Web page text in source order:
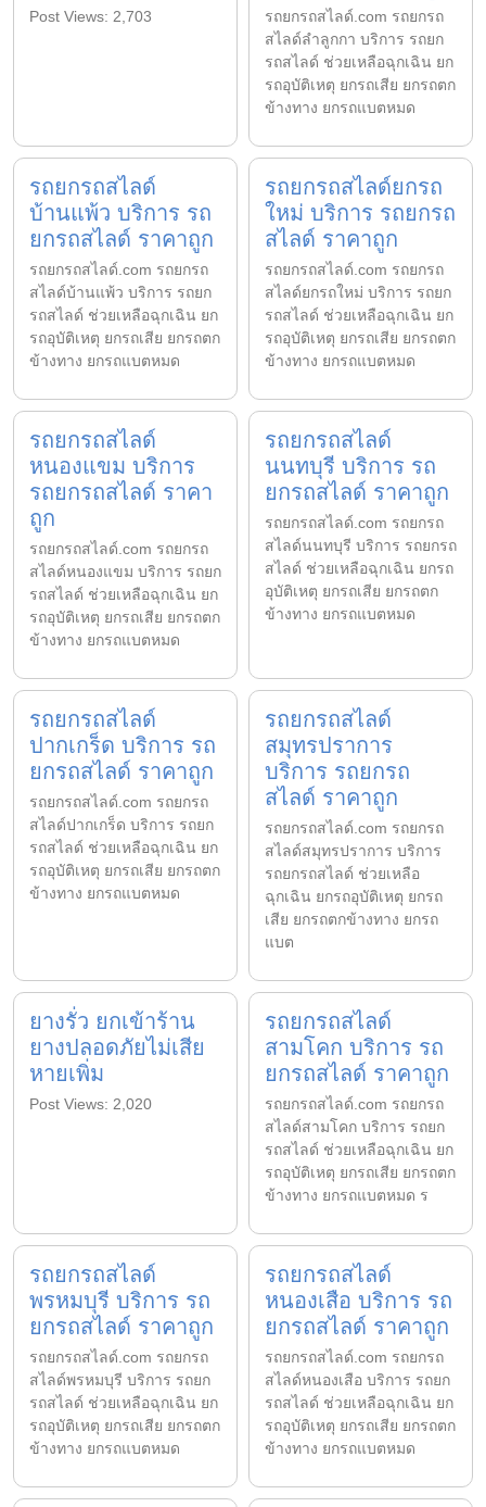
Post Views: 2,703
รถยกรถสไลด์.com รถยกรถ
สไลด์ลำลูกกา บริการ รถยก
รถสไลด์ ช่วยเหลือฉุกเฉิน ยก
รถอุบัติเหตุ ยกรถเสีย ยกรถตก
ข้างทาง ยกรถแบตหมด
รถยกรถสไลด์
บ้านแพ้ว บริการ รถ
ยกรถสไลด์ ราคาถูก
รถยกรถสไลด์.com รถยกรถ
สไลด์บ้านแพ้ว บริการ รถยก
รถสไลด์ ช่วยเหลือฉุกเฉิน ยก
รถอุบัติเหตุ ยกรถเสีย ยกรถตก
ข้างทาง ยกรถแบตหมด
รถยกรถสไลด์ยกรถ
ใหม่ บริการ รถยกรถ
สไลด์ ราคาถูก
รถยกรถสไลด์.com รถยกรถ
สไลด์ยกรถใหม่ บริการ รถยก
รถสไลด์ ช่วยเหลือฉุกเฉิน ยก
รถอุบัติเหตุ ยกรถเสีย ยกรถตก
ข้างทาง ยกรถแบตหมด
รถยกรถสไลด์
หนองแขม บริการ
รถยกรถสไลด์ ราคา
ถูก
รถยกรถสไลด์.com รถยกรถ
สไลด์หนองแขม บริการ รถยก
รถสไลด์ ช่วยเหลือฉุกเฉิน ยก
รถอุบัติเหตุ ยกรถเสีย ยกรถตก
ข้างทาง ยกรถแบตหมด
รถยกรถสไลด์
นนทบุรี บริการ รถ
ยกรถสไลด์ ราคาถูก
รถยกรถสไลด์.com รถยกรถ
สไลด์นนทบุรี บริการ รถยกรถ
สไลด์ ช่วยเหลือฉุกเฉิน ยกรถ
อุบัติเหตุ ยกรถเสีย ยกรถตก
ข้างทาง ยกรถแบตหมด
รถยกรถสไลด์
ปากเกร็ด บริการ รถ
ยกรถสไลด์ ราคาถูก
รถยกรถสไลด์.com รถยกรถ
สไลด์ปากเกร็ด บริการ รถยก
รถสไลด์ ช่วยเหลือฉุกเฉิน ยก
รถอุบัติเหตุ ยกรถเสีย ยกรถตก
ข้างทาง ยกรถแบตหมด
รถยกรถสไลด์
สมุทรปราการ
บริการ รถยกรถ
สไลด์ ราคาถูก
รถยกรถสไลด์.com รถยกรถ
สไลด์สมุทรปราการ บริการ
รถยกรถสไลด์ ช่วยเหลือ
ฉุกเฉิน ยกรถอุบัติเหตุ ยกรถ
เสีย ยกรถตกข้างทาง ยกรถ
แบต
ยางรั่ว ยกเข้าร้าน
ยางปลอดภัยไม่เสีย
หายเพิ่ม
Post Views: 2,020
รถยกรถสไลด์
สามโคก บริการ รถ
ยกรถสไลด์ ราคาถูก
รถยกรถสไลด์.com รถยกรถ
สไลด์สามโคก บริการ รถยก
รถสไลด์ ช่วยเหลือฉุกเฉิน ยก
รถอุบัติเหตุ ยกรถเสีย ยกรถตก
ข้างทาง ยกรถแบตหมด ร
รถยกรถสไลด์
พรหมบุรี บริการ รถ
ยกรถสไลด์ ราคาถูก
รถยกรถสไลด์.com รถยกรถ
สไลด์พรหมบุรี บริการ รถยก
รถสไลด์ ช่วยเหลือฉุกเฉิน ยก
รถอุบัติเหตุ ยกรถเสีย ยกรถตก
ข้างทาง ยกรถแบตหมด
รถยกรถสไลด์
หนองเสือ บริการ รถ
ยกรถสไลด์ ราคาถูก
รถยกรถสไลด์.com รถยกรถ
สไลด์หนองเสือ บริการ รถยก
รถสไลด์ ช่วยเหลือฉุกเฉิน ยก
รถอุบัติเหตุ ยกรถเสีย ยกรถตก
ข้างทาง ยกรถแบตหมด